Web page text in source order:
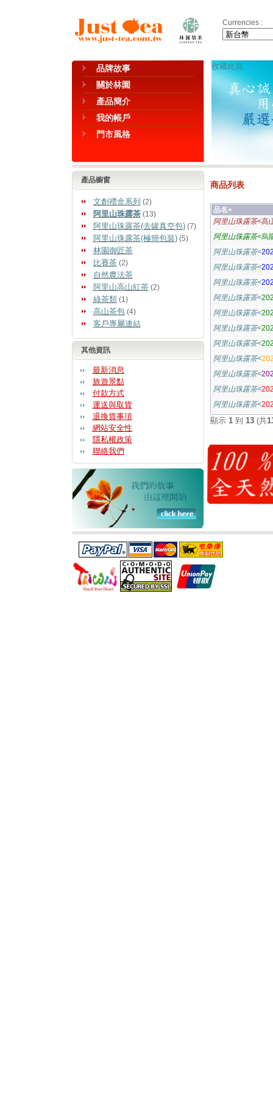
Currencies :
品牌故事
關於林園
產品簡介
我的帳戶
門市風格
收藏此頁
產品櫥窗
文創禮盒系列 (2)
阿里山珠露茶(13)
阿里山珠露茶(去罐真空包)(7)
阿里山珠露茶(極簡包裝)(5)
林園御匠茶
比賽茶(2)
自然農法茶
阿里山高山紅茶(2)
綠茶類 (1)
高山茶包(4)
客戶專屬連結
其他資訊
最新消息
旅遊景點
付款方式
運送與取貨
退換貨事項
網站安全性
隱私權政策
聯絡我們
商品列表
品名+
阿里山珠露茶<高
阿里山珠露茶<烏
阿里山珠露茶<
阿里山珠露茶<
阿里山珠露茶<
阿里山珠露茶<
阿里山珠露茶<
阿里山珠露茶<
阿里山珠露茶<
阿里山珠露茶<
阿里山珠露茶<
阿里山珠露茶<
阿里山珠露茶<
顯示 1到 13(共